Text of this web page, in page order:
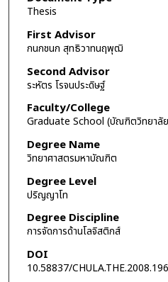
Thesis
First Advisor
กนกชนก สุทธิวาทนฤพุฒิ
Second Advisor
ระหัตร โรจนประดิษฐ์
Faculty/College
Graduate School (บัณฑิตวิทยาลั
Degree Name
วิทยาศาสตรมหาบัณฑิต
Degree Level
ปริญญาโท
Degree Discipline
การจัดการด้านโลจิสติกส์
DOI
10.58837/